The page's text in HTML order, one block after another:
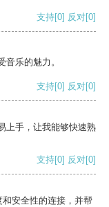
支持[0] 反对[0]
乐的魅力。
支持[0] 反对[0]
上手，让我能够快速熟
支持[0] 反对[0]
安全性的连接，并帮